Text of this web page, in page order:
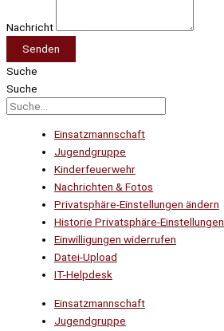
Nachricht
Senden
Suche
Suche
Einsatzmannschaft
Jugendgruppe
Kinderfeuerwehr
Nachrichten & Fotos
Privatsphäre-Einstellungen ändern
Historie Privatsphäre-Einstellungen
Einwilligungen widerrufen
Datei-Upload
IT-Helpdesk
Einsatzmannschaft
Jugendgruppe